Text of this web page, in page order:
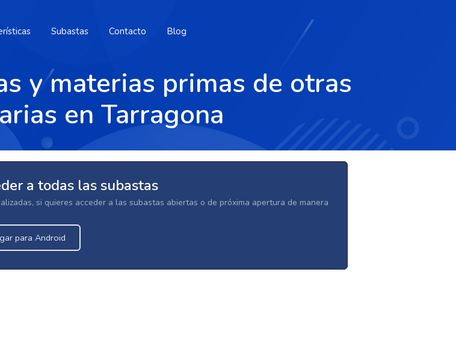
Subastas Contacto Blog
y materias primas de otras
en Tarragona
a todas las subastas
si quieres acceder a las subastas abiertas o de próxima apertura de manera
para Android